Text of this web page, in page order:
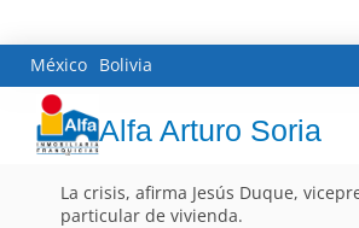
México Bolivia
Alfa Arturo Soria
La crisis, afirma Jesús Duque,
particular de vivienda.